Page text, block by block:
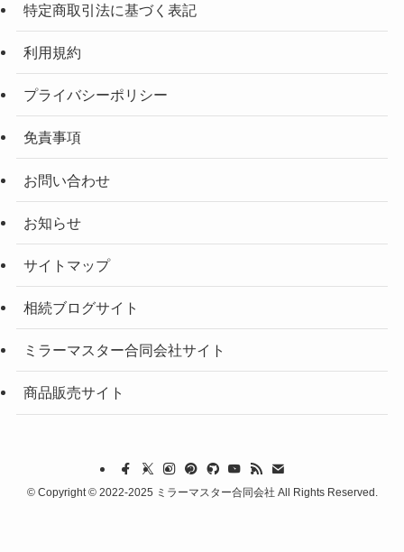
特定商取引法に基づく表記
利用規約
プライバシーポリシー
免責事項
お問い合わせ
お知らせ
サイトマップ
相続ブログサイト
ミラーマスター合同会社サイト
商品販売サイト
©Copyright © 2022-2025 ミラーマスター合同会社 All Rights Reserved.